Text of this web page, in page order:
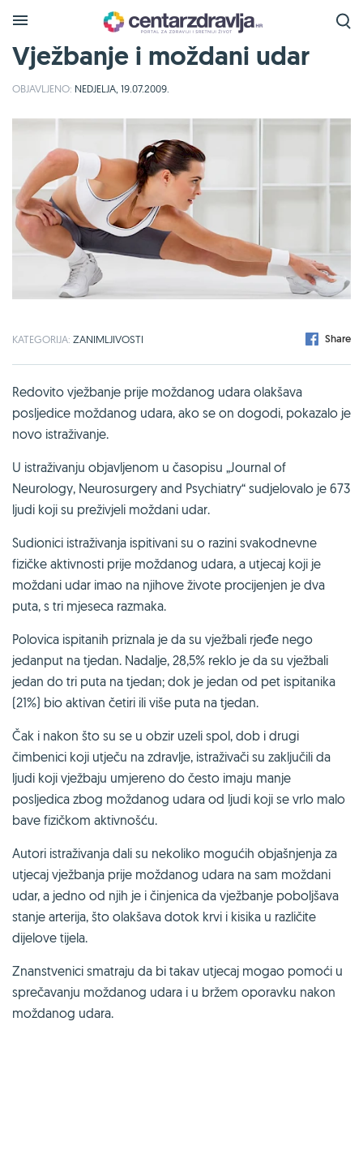
Vježbanje i moždani udar
OBJAVLJENO: NEDJELJA, 19.07.2009.
KATEGORIJA: ZANIMLJIVOSTI Share
Redovito vježbanje prije moždanog udara olakšava
posljedice moždanog udara, ako se on dogodi, pokazalo je
novo istraživanje.
U istraživanju objavljenom u časopisu „Journal of
Neurology, Neurosurgery and Psychiatry“ sudjelovalo je 673
ljudi koji su preživjeli moždani udar.
Sudionici istraživanja ispitivani su o razini svakodnevne
fizičke aktivnosti prije moždanog udara, a utjecaj koji je
moždani udar imao na njihove živote procijenjen je dva
puta, s tri mjeseca razmaka.
Polovica ispitanih priznala je da su vježbali rjeđe nego
jedanput na tjedan. Nadalje, 28,5% reklo je da su vježbali
jedan do tri puta na tjedan; dok je jedan od pet ispitanika
(21%) bio aktivan četiri ili više puta na tjedan.
Čak i nakon što su se u obzir uzeli spol, dob i drugi
čimbenici koji utječu na zdravlje, istraživači su zaključili da
ljudi koji vježbaju umjereno do često imaju manje
posljedica zbog moždanog udara od ljudi koji se vrlo malo
bave fizičkom aktivnošću.
Autori istraživanja dali su nekoliko mogućih objašnjenja za
utjecaj vježbanja prije moždanog udara na sam moždani
udar, a jedno od njih je i činjenica da vježbanje poboljšava
stanje arterija, što olakšava dotok krvi i kisika u različite
dijelove tijela.
Znanstvenici smatraju da bi takav utjecaj mogao pomoći u
sprečavanju moždanog udara i u bržem oporavku nakon
moždanog udara.